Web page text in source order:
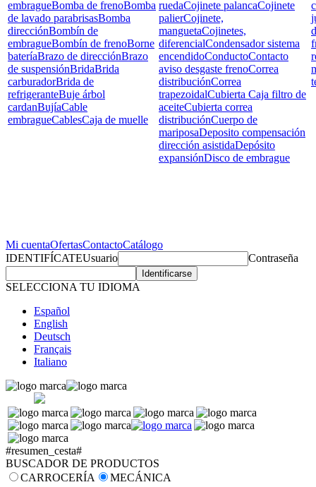
embragueBomba de frenoBomba
de lavado parabrisasBomba
direcciónBombín de
embragueBombín de frenoBorne
bateríaBrazo de direcciónBrazo
de suspensiónBridaBrida
carburadorBrida de
refrigeranteBuje árbol
cardanBujíaCable
embragueCablesCaja de muelle
ruedaCojinete palancaCojinete
palierCojinete,
manguetaCojinetes,
diferencialCondensador sistema
encendidoConductoContacto
aviso desgaste frenoCorrea
distribuciónCorrea
trapezoidalCubierta Caja filtro de
aceiteCubierta correa
distribuciónCuerpo de
mariposaDeposito compensación
dirección asistidaDepósito
expansiónDisco de embrague
Mi cuentaOfertasContactoCatálogo
IDENTIFÍCATEUsuario Contraseña
SELECCIONA TU IDIOMA
Español
English
Deutsch
Français
Italiano
#resumen_cesta#
BUSCADOR DE PRODUCTOS
CARROCERÍA
MECÁNICA